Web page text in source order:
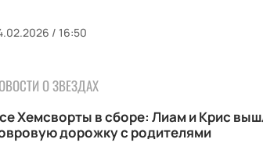
/ 16:50
О ЗВЕЗДАХ
Хемсворты в сборе: Лиам и Крис
дорожку с родителями